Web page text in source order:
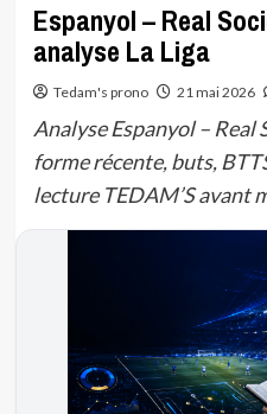
Espanyol – Real
analyse La Liga
Tedam's prono 21 mai 2026
Analyse Espanyol –
forme récente, buts,
lecture TEDAM’S avant